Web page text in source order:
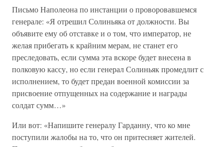
Письмо Наполеона по инстанции о проворовавшемся
генерале: «Я отрешил Солиньяка от должности. Вы
объявите ему об отставке и о том, что император, не
желая прибегать к крайним мерам, не станет его
преследовать, если сумма эта вскоре будет внесена в
полковую кассу, но если генерал Солиньяк промедлит с
исполнением, то будет предан военной комиссии за
присвоение отпущенных на содержание и награды
солдат сумм…»
Или вот: «Напишите генералу Гарданну, что ко мне
поступили жалобы на то, что он притесняет жителей.